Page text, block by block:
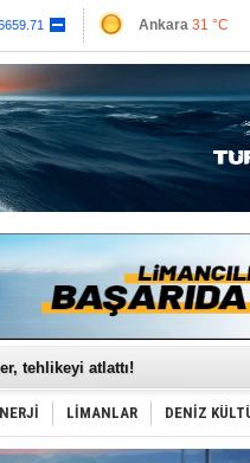
Ankara 31 °C
Antalya32 °C
Muğla 35 °C
Çanakkale 31 °C
tanker, güvenli bölgeye çekildi
Türk gemisi, Samsun'a
Portekiz!
gemi katıldı
vurdu!
krizi, navluna vuruyor!
oteller fiyat kırdı
LİMANLAR DENİZ